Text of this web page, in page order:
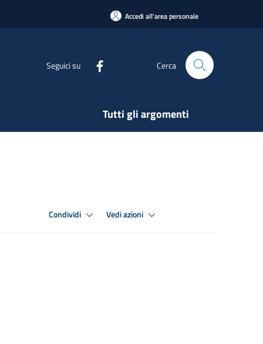
Accedi all'area personale
Seguici su Cerca
Tutti gli argomenti
Condividi Vedi azioni